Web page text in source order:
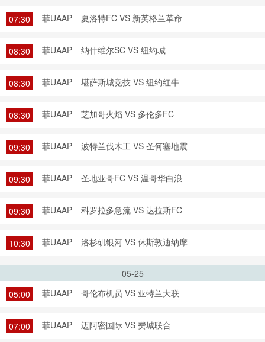
07:30 菲UAAP 夏洛特FC VS 新英格兰革命
08:30 菲UAAP 纳什维尔SC VS 纽约城
08:30 菲UAAP 堪萨斯城竞技 VS 纽约红牛
08:30 菲UAAP 芝加哥火焰 VS 多伦多FC
09:30 菲UAAP 波特兰伐木工 VS 圣何塞地震
09:30 菲UAAP 圣地亚哥FC VS 温哥华白浪
09:30 菲UAAP 科罗拉多急流 VS 达拉斯FC
10:30 菲UAAP 洛杉矶银河 VS 休斯敦迪纳摩
05-25
05:00
菲UAAP 哥伦布机员 VS 亚特兰大联
07:00 菲UAAP 迈阿密国际 VS 费城联合